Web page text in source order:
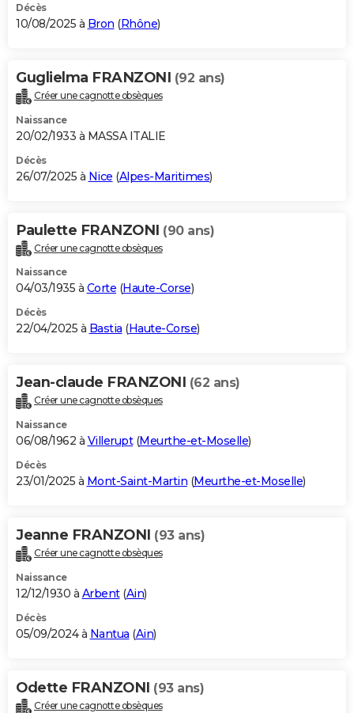
Décès
10/08/2025 à Bron (Rhône)
Guglielma FRANZONI (92 ans)
Créer une cagnotte obsèques
Naissance
20/02/1933 à MASSA ITALIE
Décès
26/07/2025 à Nice (Alpes-Maritimes)
Paulette FRANZONI (90 ans)
Créer une cagnotte obsèques
Naissance
04/03/1935 à Corte (Haute-Corse)
Décès
22/04/2025 à Bastia (Haute-Corse)
Jean-claude FRANZONI (62 ans)
Créer une cagnotte obsèques
Naissance
06/08/1962 à Villerupt(Meurthe-et-Moselle)
Décès
23/01/2025 à Mont-Saint-Martin (Meurthe-et-Moselle)
Jeanne FRANZONI (93 ans)
Créer une cagnotte obsèques
Naissance
12/12/1930 à Arbent(Ain)
Décès
05/09/2024 à Nantua (Ain)
Odette FRANZONI (93 ans)
Créer une cagnotte obsèques